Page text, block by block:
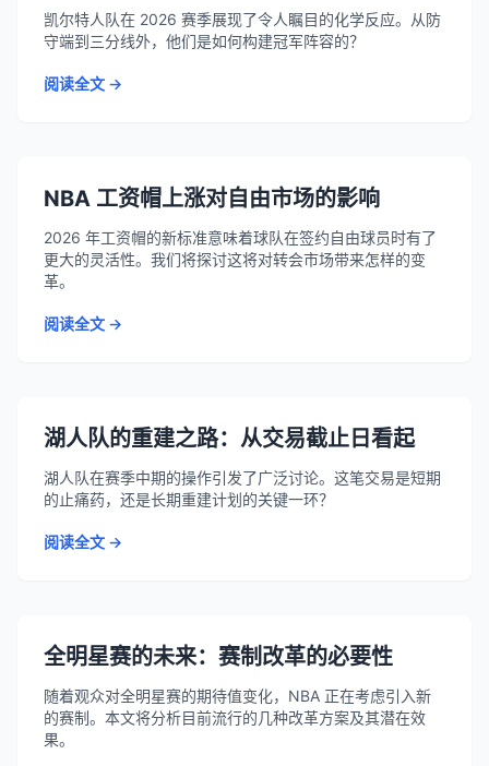
凯尔特人队在 2026 赛季展现了令人瞩目的化学反应。从防
守端到三分线外，他们是如何构建冠军阵容的？
阅读全文 →
NBA 工资帽上涨对自由市场的影响
2026 年工资帽的新标准意味着球队在签约自由球员时有了
更大的灵活性。我们将探讨这将对转会市场带来怎样的变
革。
阅读全文 →
湖人队的重建之路：从交易截止日看起
湖人队在赛季中期的操作引发了广泛讨论。这笔交易是短期
的止痛药，还是长期重建计划的关键一环？
阅读全文 →
全明星赛的未来：赛制改革的必要性
随着观众对全明星赛的期待值变化，NBA 正在考虑引入新
的赛制。本文将分析目前流行的几种改革方案及其潜在效
果。